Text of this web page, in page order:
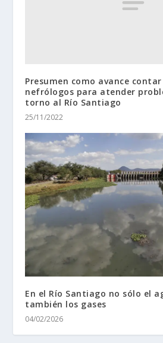
Presumen como avance
nefrólogos para atender
torno al Río Santiago
25/11/2022
En el Río Santiago no sólo el
también los gases
04/02/2026